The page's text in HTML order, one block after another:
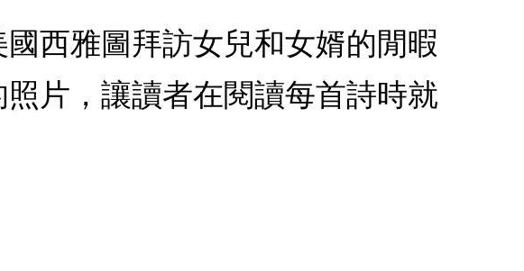
西雅圖拜訪女兒和女婿的閒暇
片，讓讀者在閱讀每首詩時就